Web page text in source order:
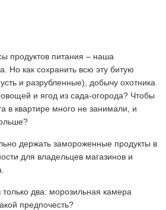
продуктов питания – наша
Но как сохранить всю эту битую
и разрубленные), добычу охотника
и ягод из сада-огорода? Чтобы
в квартире много не занимали, и
держать замороженные продукты в
для владельцев магазинов и
два: морозильная камера
предпочесть?